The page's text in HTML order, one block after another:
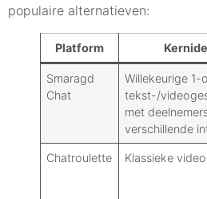
populaire alternatieven:
Platform
Smaragd
Chat
Willekeurige 1-
tekst-/
met
verschillende
Chatroulette Klassieke